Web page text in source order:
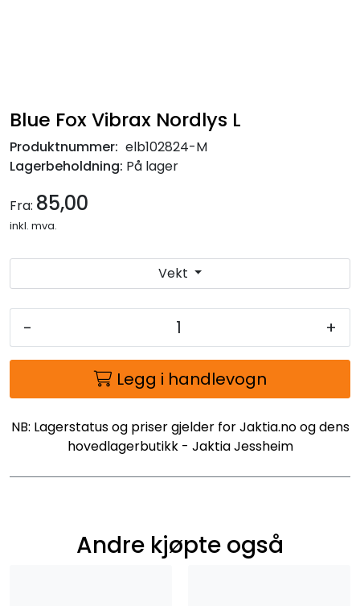
Blue Fox Vibrax Nordlys L
Produktnummer: elb102824-M
Lagerbeholdning: På lager
Fra: 85,00
inkl. mva.
Vekt
- +
Legg i handlevogn
NB: Lagerstatus og priser gjelder for Jaktia.no og dens
hovedlagerbutikk - Jaktia Jessheim
Andre kjøpte også